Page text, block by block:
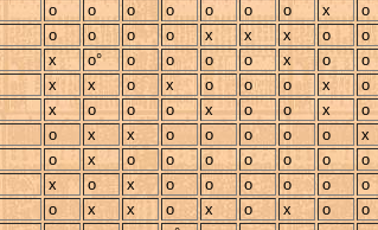
o o o o o o o x o
o o o o x x x o o
x o° o o o o x o o
x x o x o o o x o
x o o o x o o x o
o x x o o o o o x
o x o o o o o o o
x o x o o o o o o
o x x o x o x o o